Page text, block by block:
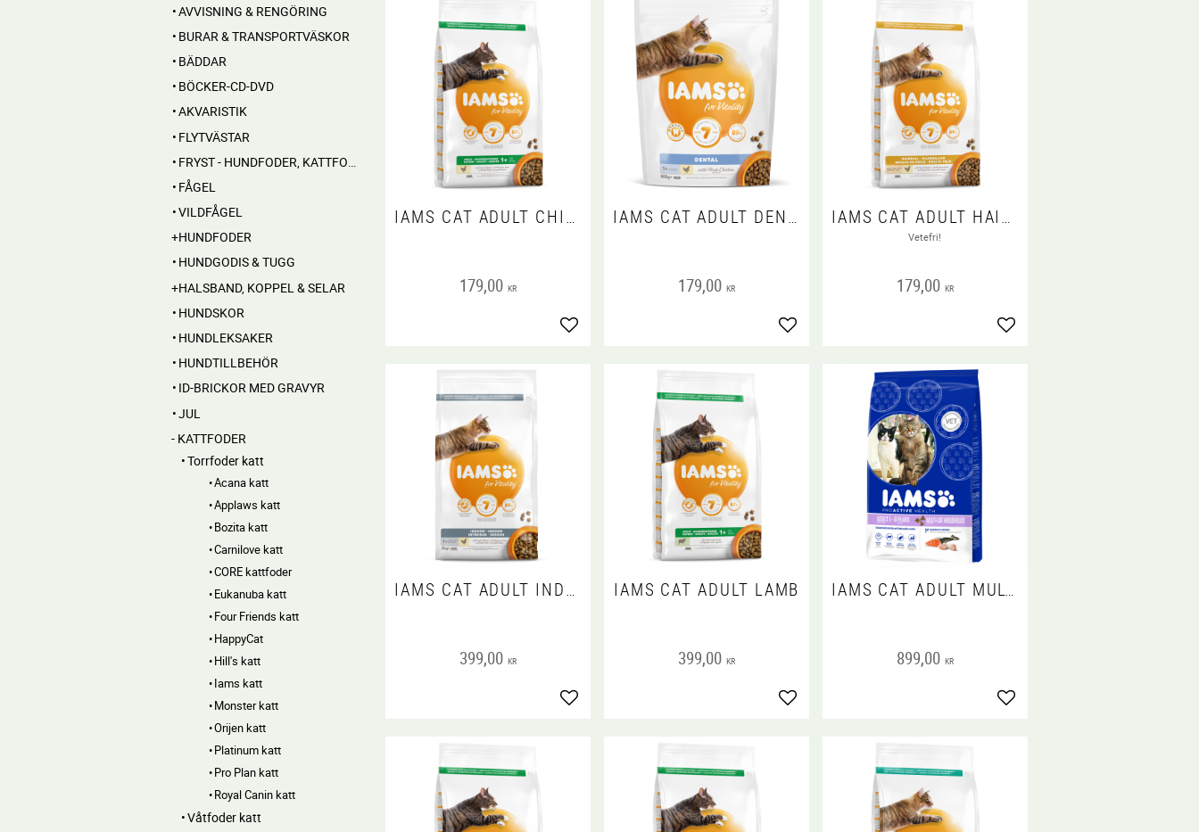
IAMS CAT ADULT CHICKEN
179,00 KR
Lägg till i favoriter
IAMS CAT ADULT DENTAL
179,00 KR
Lägg till i favoriter
IAMS CAT ADULT HAIRBALL
Vetefri!
179,00 KR
Lägg till i favoriter
IAMS CAT ADULT INDOOR
399,00 KR
Lägg till i favoriter
IAMS CAT ADULT LAMB
399,00 KR
Lägg till i favoriter
IAMS CAT ADULT MULTICAT 15 KG
899,00 KR
Lägg till i favoriter
AVVISNING & RENGÖRING
BURAR & TRANSPORTVÄSKOR
BÄDDAR
BÖCKER-CD-DVD
AKVARISTIK
FLYTVÄSTAR
FRYST - HUNDFODER, KATTFODER, FRYSTA BEN
FÅGEL
VILDFÅGEL
HUNDFODER
HUNDGODIS & TUGG
HALSBAND, KOPPEL & SELAR
HUNDSKOR
HUNDLEKSAKER
HUNDTILLBEHÖR
ID-BRICKOR MED GRAVYR
JUL
KATTFODER
Torrfoder katt
Acana katt
Applaws katt
Bozita katt
Carnilove katt
CORE kattfoder
Eukanuba katt
Four Friends katt
HappyCat
Hill's katt
Iams katt
Monster katt
Orijen katt
Platinum katt
Pro Plan katt
Royal Canin katt
Våtfoder katt